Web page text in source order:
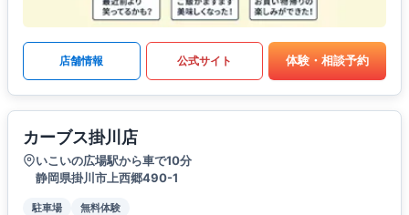
店舗情報 公式サイト 体験・相談予約
カーブス掛川店
いこいの広場駅から車で10分
静岡県掛川市上西郷490-1
駐車場 無料体験